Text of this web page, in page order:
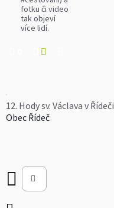
fotku či video
tak objeví
více lidí.
12. Hody sv. Václava v
Obec Řídeč